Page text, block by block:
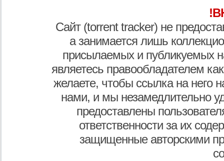
Сайт (torrent tracker) не
а занимается лишь
присылаемых и публикуемых
являетесь правообладателем
желаете, чтобы ссылка на него
нами, и мы незамедлительно
предоставлены
ответственности за их
защищенные авторскими